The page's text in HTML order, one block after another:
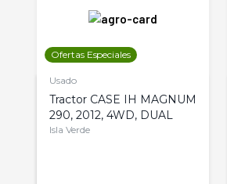
Ofertas Especiales
Usado
Tractor CASE IH MAGNUM
290, 2012, 4WD, DUAL
Isla Verde